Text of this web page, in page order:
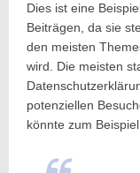
Posted
on:
8.
April
2024 8.
April
2024
Author:
david
Dies ist eine
Beiträgen, da sie
den meisten
wird. Die meisten
potenziellen
könnte zum